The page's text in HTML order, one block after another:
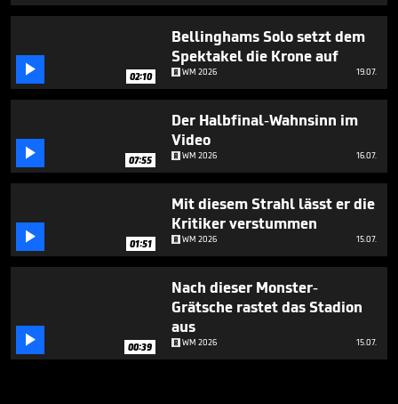
 02:10
Bellinghams Solo setzt dem
Spektakel die Krone auf
WM 2026 19.07.
 07:55
Der Halbfinal-Wahnsinn im
Video
WM 2026 16.07.
 01:51
Mit diesem Strahl lässt er die
Kritiker verstummen
WM 2026 15.07.
 00:39
Nach dieser Monster-
Grätsche rastet das Stadion
aus
WM 2026 15.07.